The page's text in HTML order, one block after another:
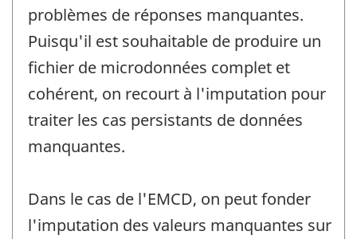
problèmes de réponses manquantes.
Puisqu'il est souhaitable de produire un
fichier de microdonnées complet et
cohérent, on recourt à l'imputation pour
traiter les cas persistants de données
manquantes.
Dans le cas de l'EMCD, on peut fonder
l'imputation des valeurs manquantes sur